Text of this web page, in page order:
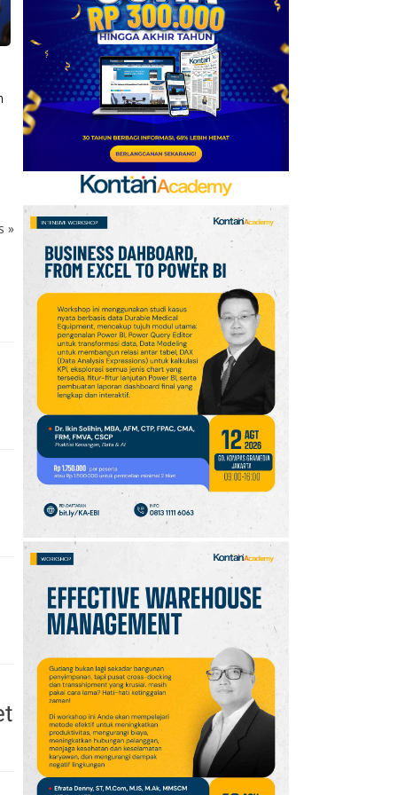
»
Jadwal Persija vs Arema
FC Perebutan Juara 3
Piala Presiden 2026,
Kick-off Sore Ini
7
Intip Prakiraan Cuaca
Sumsel Kamis (6/8):
Hujan Ringan
Mendominasi, Siapkan
Payung!
8
Simak Prakiraan Cuaca
Jawa Barat Kamis (6/8):
Waspada Hujan Ringan
di 3 Wilayah
Tema dan Logo Hari
Pramuka Ke-65 Tahun
2026: Aktif Dukung
Swasembada Pangan
Nasional